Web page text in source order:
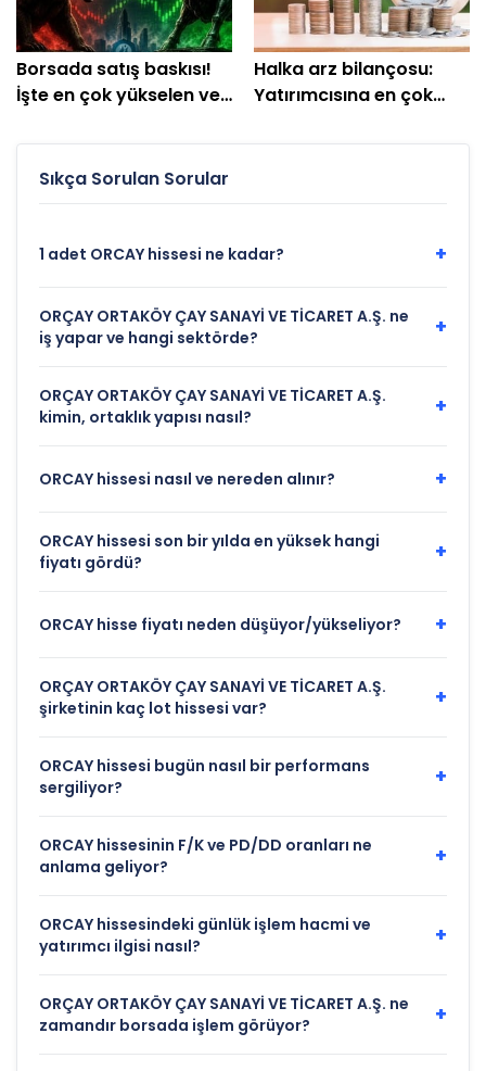
Borsada satış baskısı!
İşte en çok yükselen ve
Halka arz bilançosu:
Yatırımcısına en çok
Sıkça Sorulan Sorular
1 adet ORCAY hissesi ne kadar? +
ORÇAY ORTAKÖY ÇAY SANAYİ VE TİCARET A.Ş. ne
iş yapar ve hangi sektörde?
+
ORÇAY ORTAKÖY ÇAY SANAYİ VE TİCARET A.Ş.
kimin, ortaklık yapısı nasıl?
+
ORCAY hissesi nasıl ve nereden alınır? +
ORCAY hissesi son bir yılda en yüksek hangi
fiyatı gördü?
+
ORCAY hisse fiyatı neden düşüyor/yükseliyor? +
ORÇAY ORTAKÖY ÇAY SANAYİ VE TİCARET A.Ş.
şirketinin kaç lot hissesi var?
+
ORCAY hissesi bugün nasıl bir performans
sergiliyor?
+
ORCAY hissesinin F/K ve PD/DD oranları ne
anlama geliyor?
+
ORCAY hissesindeki günlük işlem hacmi ve
yatırımcı ilgisi nasıl?
+
ORÇAY ORTAKÖY ÇAY SANAYİ VE TİCARET A.Ş. ne
zamandır borsada işlem görüyor?
+